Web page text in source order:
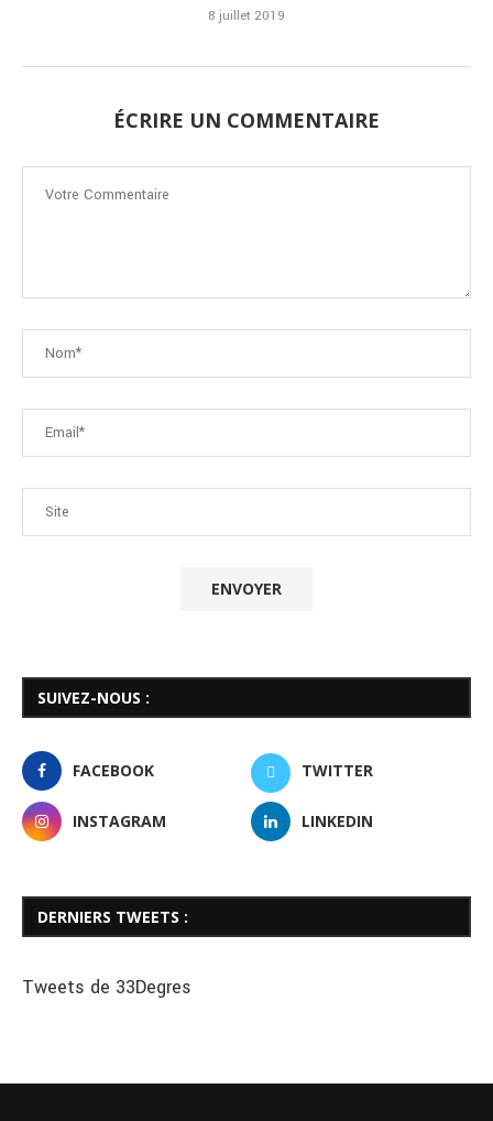
8 juillet 2019
ÉCRIRE UN COMMENTAIRE
SUIVEZ-NOUS :
FACEBOOK TWITTER
INSTAGRAM LINKEDIN
DERNIERS TWEETS :
Tweets de 33Degres